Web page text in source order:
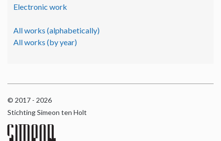
Electronic work
All works (alphabetically)
All works (by year)
© 2017 - 2026
Stichting Simeon ten Holt